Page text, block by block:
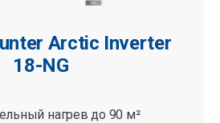
Arctic Inverter
18-NG
нагрев до 90 м²